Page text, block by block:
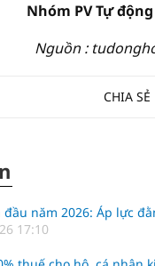
Nhóm PV Tự
Nguồn :
CHIA SẺ
năm 2026: Áp lực
17:10